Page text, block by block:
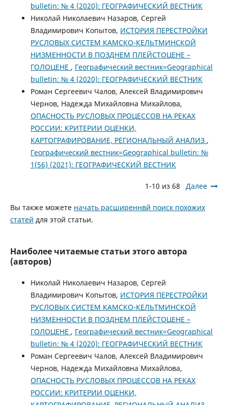
bulletin: № 4 (2020): ГЕОГРАФИЧЕСКИЙ ВЕСТНИК
Николай Николаевич Назаров, Сергей
Владимирович Копытов, ИСТОРИЯ ПЕРЕСТРОЙКИ
РУСЛОВЫХ СИСТЕМ КАМСКО-КЕЛЬТМИНСКОЙ
НИЗМЕННОСТИ В ПОЗДНЕМ ПЛЕЙСТОЦЕНЕ –
ГОЛОЦЕНЕ , Географический вестник=Geographical
bulletin: № 4 (2020): ГЕОГРАФИЧЕСКИЙ ВЕСТНИК
Роман Сергеевич Чалов, Алексей Владимирович
Чернов, Надежда Михайловна Михайлова,
ОПАСНОСТЬ РУСЛОВЫХ ПРОЦЕССОВ НА РЕКАХ
РОССИИ: КРИТЕРИИ ОЦЕНКИ,
КАРТОГРАФИРОВАНИЕ, РЕГИОНАЛЬНЫЙ АНАЛИЗ ,
Географический вестник=Geographical bulletin: №
1(56) (2021): ГЕОГРАФИЧЕСКИЙ ВЕСТНИК
1-10 из 68 Далее
Вы также можете начать расширеннвй поиск похожих
статей для этой статьи.
Наиболее читаемые статьи этого автора
(авторов)
Николай Николаевич Назаров, Сергей
Владимирович Копытов, ИСТОРИЯ ПЕРЕСТРОЙКИ
РУСЛОВЫХ СИСТЕМ КАМСКО-КЕЛЬТМИНСКОЙ
НИЗМЕННОСТИ В ПОЗДНЕМ ПЛЕЙСТОЦЕНЕ –
ГОЛОЦЕНЕ , Географический вестник=Geographical
bulletin: № 4 (2020): ГЕОГРАФИЧЕСКИЙ ВЕСТНИК
Роман Сергеевич Чалов, Алексей Владимирович
Чернов, Надежда Михайловна Михайлова,
ОПАСНОСТЬ РУСЛОВЫХ ПРОЦЕССОВ НА РЕКАХ
РОССИИ: КРИТЕРИИ ОЦЕНКИ,